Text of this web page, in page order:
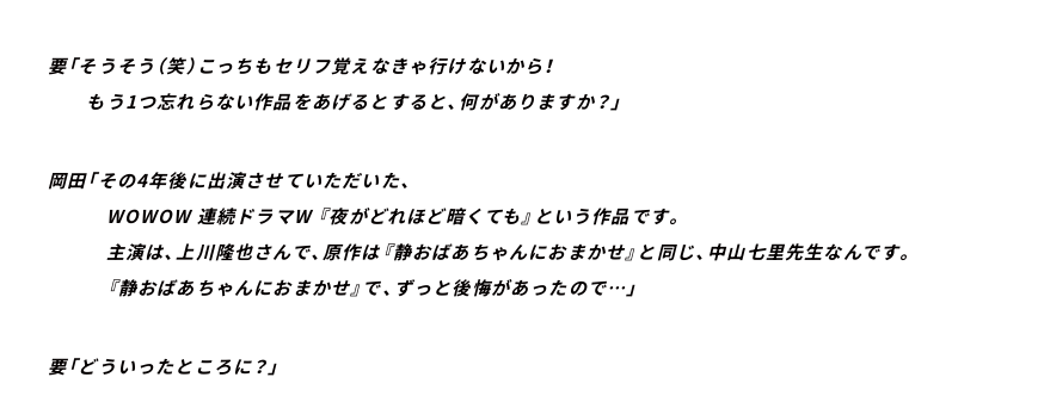
要「そうそう（笑）こっちもセリフ覚えなきゃ行けないから！
もう1つ忘れらない作品をあげるとすると、何がありますか？」
岡田「その4年後に出演させていただいた、
WOWOW 連続ドラマW 『夜がどれほど暗くても』という作品です。
主演は、上川隆也さんで、原作は『静おばあちゃんにおまかせ』と同じ、中山七里先生なんです。
『静おばあちゃんにおまかせ』で、ずっと後悔があったので…」
要「どういったところに？」